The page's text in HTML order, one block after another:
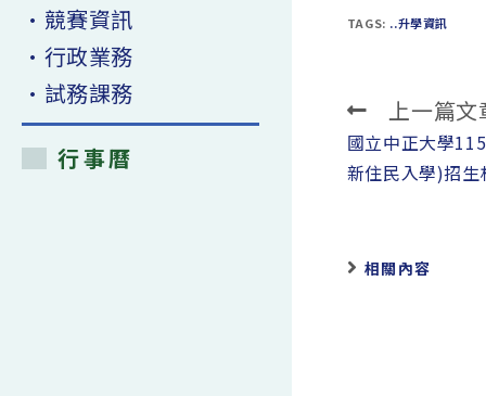
TAGS: ..升學資訊
Read
more
articles
上一篇文
國立中正大學
新住民入學)招
相關內容
•競賽資訊
•行政業務
•試務課務
行事曆